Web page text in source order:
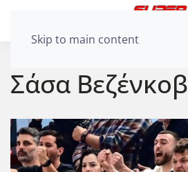
Skip to main content
Σάσα Βεζένκοβ